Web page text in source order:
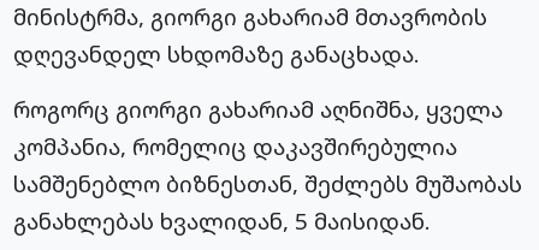
მინისტრმა, გიორგი გახარიამ მთავრობის
დღევანდელ სხდომაზე განაცხადა.
როგორც გიორგი გახარიამ აღნიშნა, ყველა
კომპანია, რომელიც დაკავშირებულია
სამშენებლო ბიზნესთან, შეძლებს მუშაობას
განახლებას ხვალიდან, 5 მაისიდან.